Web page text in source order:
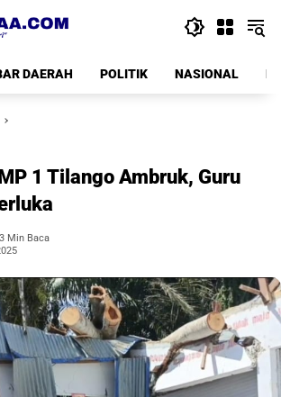
DAERAH POLITIK NASIONAL
1 Tilango Ambruk, Guru
3 Min Baca